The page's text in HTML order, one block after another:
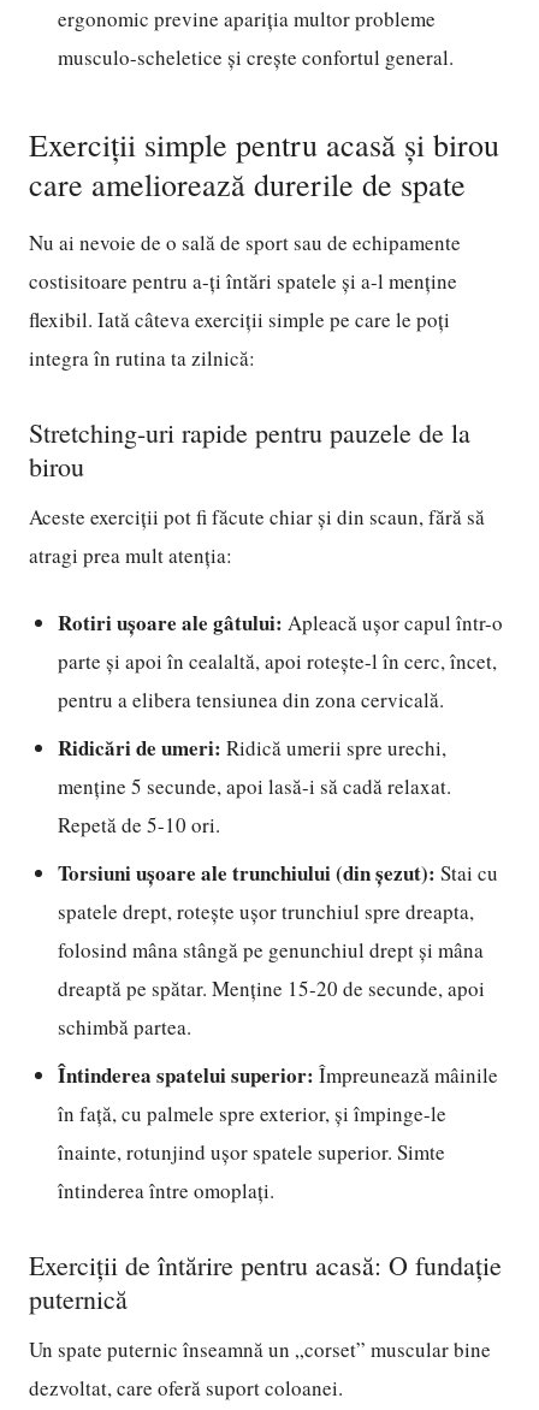
ergonomic previne apariția multor probleme
musculo-scheletice și crește confortul general.
Exerciții simple pentru acasă și birou
care ameliorează durerile de spate
Nu ai nevoie de o sală de sport sau de echipamente
costisitoare pentru a-ți întări spatele și a-l menține
flexibil. Iată câteva exerciții simple pe care le poți
integra în rutina ta zilnică:
Stretching-uri rapide pentru pauzele de la
birou
Aceste exerciții pot fi făcute chiar și din scaun, fără să
atragi prea mult atenția:
Rotiri ușoare ale gâtului: Apleacă ușor capul într-o
parte și apoi în cealaltă, apoi rotește-l în cerc, încet,
pentru a elibera tensiunea din zona cervicală.
Ridicări de umeri: Ridică umerii spre urechi,
menține 5 secunde, apoi lasă-i să cadă relaxat.
Repetă de 5-10 ori.
Torsiuni ușoare ale trunchiului (din șezut): Stai cu
spatele drept, rotește ușor trunchiul spre dreapta,
folosind mâna stângă pe genunchiul drept și mâna
dreaptă pe spătar. Menține 15-20 de secunde, apoi
schimbă partea.
Întinderea spatelui superior: Împreunează mâinile
în față, cu palmele spre exterior, și împinge-le
înainte, rotunjind ușor spatele superior. Simte
întinderea între omoplați.
Exerciții de întărire pentru acasă: O fundație
puternică
Un spate puternic înseamnă un „corset” muscular bine
dezvoltat, care oferă suport coloanei.